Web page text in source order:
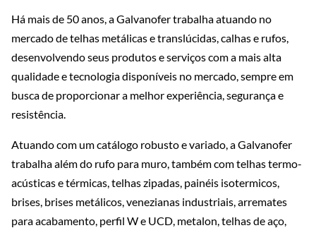
Há mais de 50 anos, a Galvanofer trabalha atuando no
mercado de telhas metálicas e translúcidas, calhas e rufos,
desenvolvendo seus produtos e serviços com a mais alta
qualidade e tecnologia disponíveis no mercado, sempre em
busca de proporcionar a melhor experiência, segurança e
resistência.
Atuando com um catálogo robusto e variado, a Galvanofer
trabalha além do rufo para muro, também com telhas termo-
acústicas e térmicas, telhas zipadas, painéis isotermicos,
brises, brises metálicos, venezianas industriais, arremates
para acabamento, perfil W e UCD, metalon, telhas de aço,